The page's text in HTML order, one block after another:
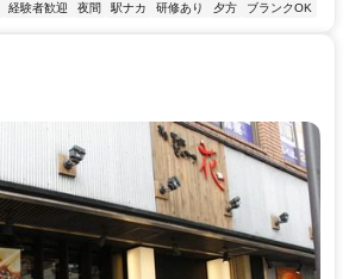
経験者歓迎 夜間 駅ナカ 研修あり 夕方 ブランクOK